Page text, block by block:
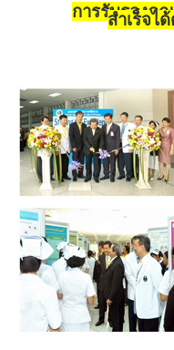
การรับรองคุ
สำเร็จไ